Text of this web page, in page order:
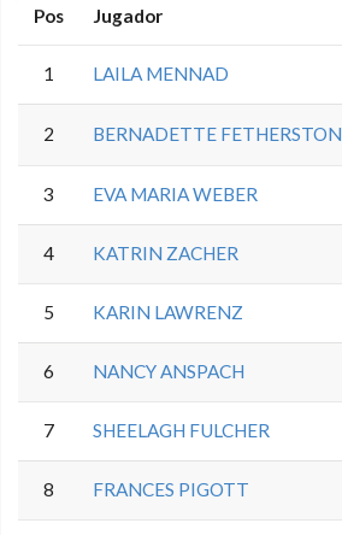
Pos Jugador
1 LAILA MENNAD
2 BERNADETTE FETHERSTON
3 EVA MARIA WEBER
4 KATRIN ZACHER
5 KARIN LAWRENZ
6 NANCY ANSPACH
7 SHEELAGH FULCHER
8 FRANCES PIGOTT